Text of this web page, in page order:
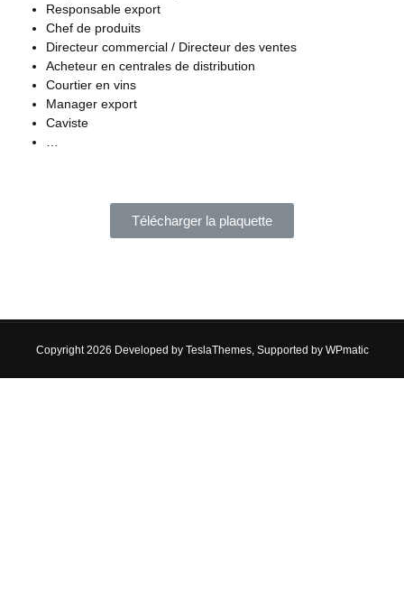
Responsable export
Chef de produits
Directeur commercial / Directeur des ventes
Acheteur en centrales de distribution
Courtier en vins
Manager export
Caviste
Télécharger la plaquette
Copyright 2026 Developed by TeslaThemes, Supported by WPmatic